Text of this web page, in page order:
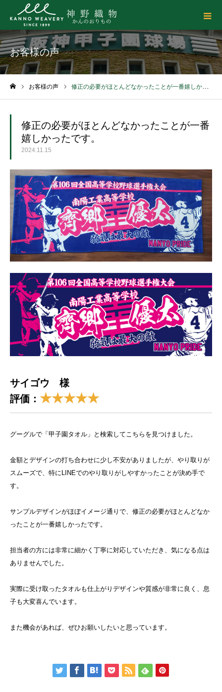
お客様の声
お客様の声 修正の必要がほとんどなかったことが一番嬉しかったです。
修正の必要がほとんどなかったことが一番
嬉しかったです。
2024.11.15
サイゴウ 様
評価： ★★★★★
グーグルで「甲子園タオル」と検索してこちらを見つけました。
金額とデザインの打ち合わせに少し不安がありましたが、やり取りが
スムーズで、特にLINEでのやり取りがしやすかったことが決め手で
す。
サンプルデザインがほぼイメージ通りで、修正の必要がほとんどなか
ったことが一番嬉しかったです。
担当者の方には非常に細かく丁寧に対応していただき、気になる点は
ありませんでした。
実際に受け取ったタオルも仕上がりデザインや質感が非常に良く、息
子も大変喜んでいます。
また機会があれば、ぜひお願いしたいと思っています。